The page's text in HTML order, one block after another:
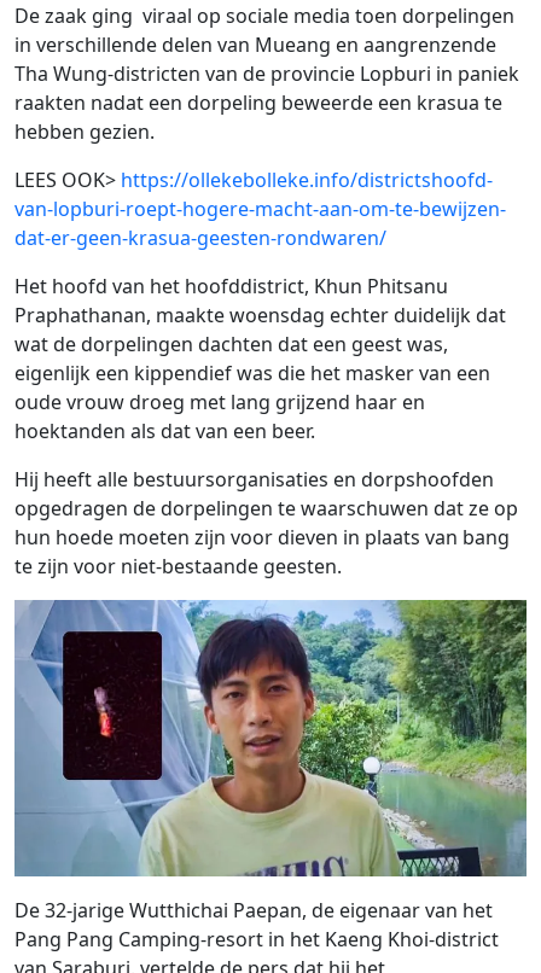
De zaak ging viraal op sociale media toen dorpelingen
in verschillende delen van Mueang en aangrenzende
Tha Wung-districten van de provincie Lopburi in paniek
raakten nadat een dorpeling beweerde een krasua te
hebben gezien.
LEES OOK> https://ollekebolleke.info/districtshoofd-
van-lopburi-roept-hogere-macht-aan-om-te-bewijzen-
dat-er-geen-krasua-geesten-rondwaren/
Het hoofd van het hoofddistrict, Khun Phitsanu
Praphathanan, maakte woensdag echter duidelijk dat
wat de dorpelingen dachten dat een geest was,
eigenlijk een kippendief was die het masker van een
oude vrouw droeg met lang grijzend haar en
hoektanden als dat van een beer.
Hij heeft alle bestuursorganisaties en dorpshoofden
opgedragen de dorpelingen te waarschuwen dat ze op
hun hoede moeten zijn voor dieven in plaats van bang
te zijn voor niet-bestaande geesten.
De 32-jarige Wutthichai Paepan, de eigenaar van het
Pang Pang Camping-resort in het Kaeng Khoi-district